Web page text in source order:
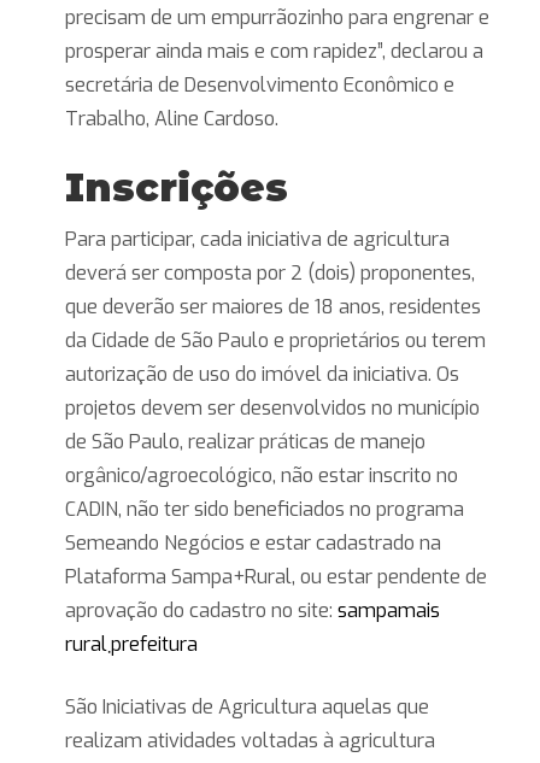
precisam de um empurrãozinho para engrenar e
prosperar ainda mais e com rapidez”, declarou a
secretária de Desenvolvimento Econômico e
Trabalho, Aline Cardoso.
Inscrições
Para participar, cada iniciativa de agricultura
deverá ser composta por 2 (dois) proponentes,
que deverão ser maiores de 18 anos, residentes
da Cidade de São Paulo e proprietários ou terem
autorização de uso do imóvel da iniciativa. Os
projetos devem ser desenvolvidos no município
de São Paulo, realizar práticas de manejo
orgânico/agroecológico, não estar inscrito no
CADIN, não ter sido beneficiados no programa
Semeando Negócios e estar cadastrado na
Plataforma Sampa+Rural, ou estar pendente de
aprovação do cadastro no site: sampamais
rural܂prefeitura
São Iniciativas de Agricultura aquelas que
realizam atividades voltadas à agricultura